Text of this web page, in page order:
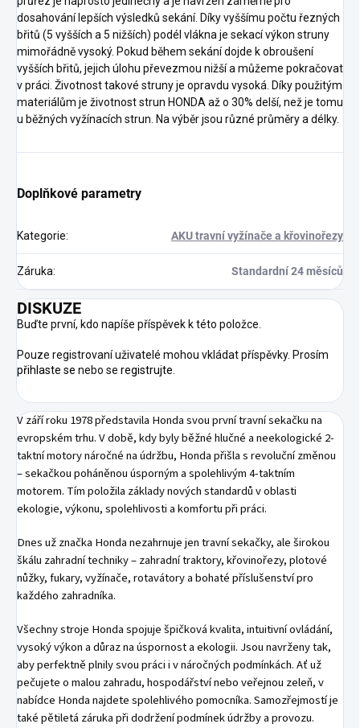
dosahování lepších výsledků sekání. Díky vyššímu počtu řezných
břitů (5 vyšších a 5 nižších) podél vlákna je sekací výkon struny
mimořádně vysoký. Pokud během sekání dojde k obroušení
vyšších břitů, jejich úlohu převezmou nižší a můžeme pokračovat
v práci. Životnost takové struny je opravdu vysoká. Díky použitým
materiálům je životnost strun HONDA až o 30% delší, než je tomu
u běžných vyžínacích strun. Na výběr jsou různé průměry a délky.
Doplňkové parametry
Kategorie: AKU travní vyžínače a křovinořezy
Záruka: Standardní 24 měsíců
DISKUZE
Buďte první, kdo napíše příspěvek k této položce.
Pouze registrovaní uživatelé mohou vkládat příspěvky. Prosím
přihlaste se nebo se registrujte.
V září roku 1978 představila Honda svou první travní sekačku na
evropském trhu. V době, kdy byly běžné hlučné a neekologické 2-
taktní motory náročné na údržbu, Honda přišla s revoluční změnou
– sekačkou poháněnou úsporným a spolehlivým 4-taktním
motorem. Tím položila základy nových standardů v oblasti
ekologie, výkonu, spolehlivosti a komfortu při práci.
Dnes už značka Honda nezahrnuje jen travní sekačky, ale širokou
škálu zahradní techniky – zahradní traktory, křovinořezy, plotové
nůžky, fukary, vyžínače, rotavátory a bohaté příslušenství pro
každého zahradníka.
Všechny stroje Honda spojuje špičková kvalita, intuitivní ovládání,
vysoký výkon a důraz na úspornost a ekologii. Jsou navrženy tak,
aby perfektně plnily svou práci i v náročných podmínkách. Ať už
pečujete o malou zahradu, hospodářství nebo veřejnou zeleň, v
nabídce Honda najdete spolehlivého pomocníka. Samozřejmostí je
také pětiletá záruka při dodržení podmínek údržby a provozu.